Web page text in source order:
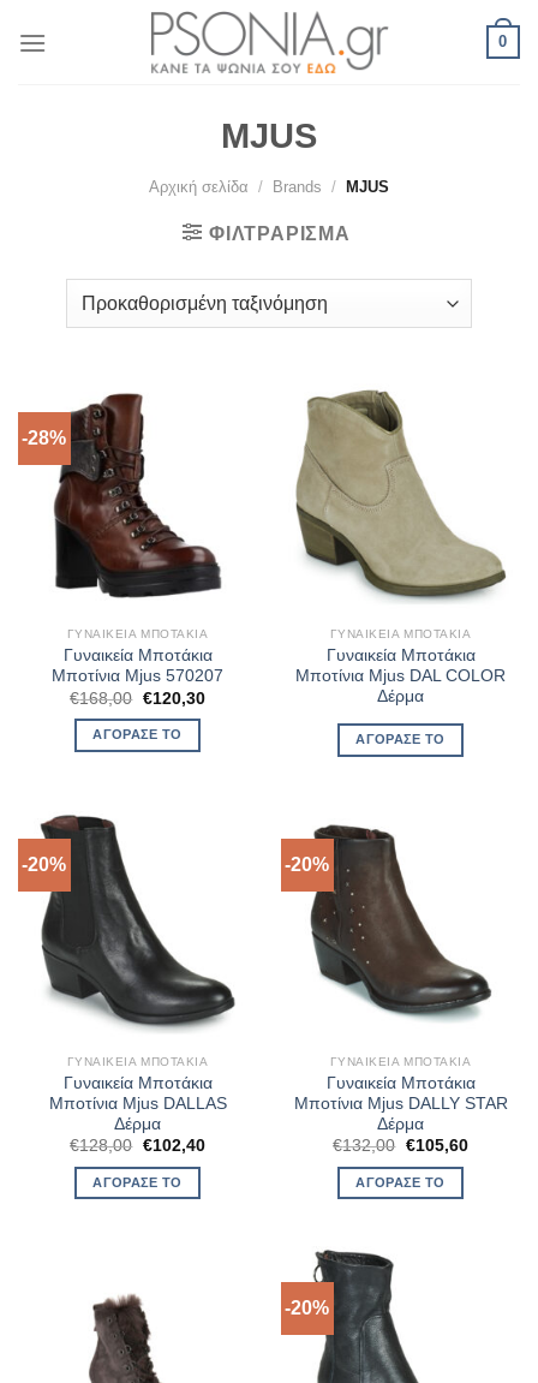
0
MJUS
Αρχική σελίδα / Brands / MJUS
ΦΙΛΤΡΆΡΙΣΜΑ
-28%
ΓΥΝΑΙΚΕΊΑ ΜΠΟΤΆΚΙΑ
Γυναικεία Μποτάκια
Μποτίνια Mjus 570207
€168,00 Original
was:
€168,00.
€120,30Η
ΑΓΌΡΑΣΈ ΤΟ
ΓΥΝΑΙΚΕΊΑ ΜΠΟΤΆΚΙΑ
Γυναικεία Μποτάκια
Μποτίνια Mjus DAL COLOR
Δέρμα
ΑΓΌΡΑΣΈ ΤΟ
-20%
ΓΥΝΑΙΚΕΊΑ ΜΠΟΤΆΚΙΑ
Γυναικεία Μποτάκια
Μποτίνια Mjus DALLAS
Δέρμα
€128,00 Original
was:
€128,00.
€102,40Η
ΑΓΌΡΑΣΈ ΤΟ
-20%
ΓΥΝΑΙΚΕΊΑ ΜΠΟΤΆΚΙΑ
Γυναικεία Μποτάκια
Μποτίνια Mjus DALLY STAR
Δέρμα
€132,00 Original
was:
€132,00.
€105,60Η
ΑΓΌΡΑΣΈ ΤΟ
-20%